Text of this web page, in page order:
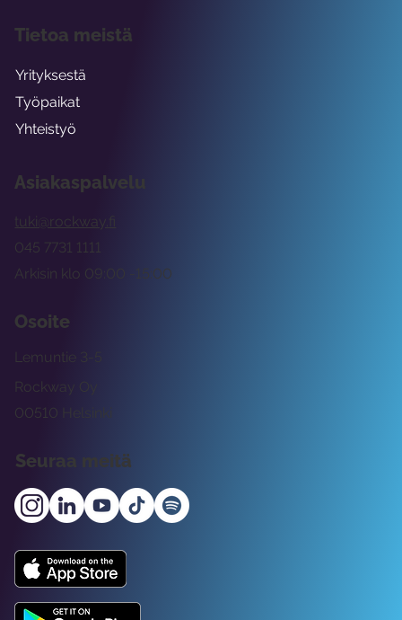
Asiakaspalvelu
tuki@rockway.fi
Arkisin klo 09:00 -15:00
045 7731 1111
Osoite
Rockway Oy
Lemuntie 3-5
00510 Helsinki
Seuraa meitä
Tietoa meistä
Yrityksestä
Työpaikat
Yhteistyö